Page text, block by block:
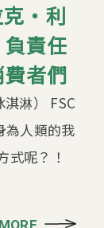
克‧利
責任
者們
淋） FSC
為人類的我
式呢？！